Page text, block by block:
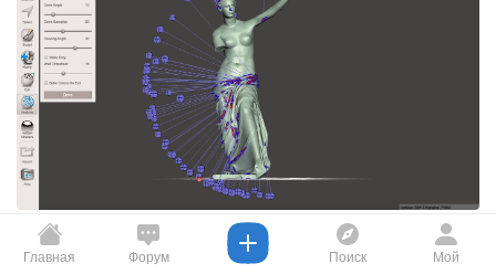
Изучение толщины стенок поможет сохранить детали и
снизить вероятность ошибок в процессе печати.
Главная Форум Поиск Мой